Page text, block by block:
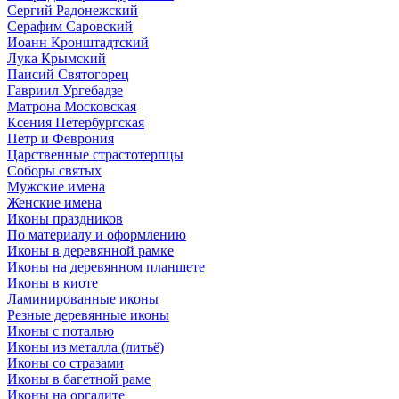
Сергий Радонежский
Серафим Саровский
Иоанн Кронштадтский
Лука Крымский
Паисий Святогорец
Гавриил Ургебадзе
Матрона Московская
Ксения Петербургская
Петр и Феврония
Царственные страстотерпцы
Соборы святых
Мужские имена
Женские имена
Иконы праздников
По материалу и оформлению
Иконы в деревянной рамке
Иконы на деревянном планшете
Иконы в киоте
Ламинированные иконы
Резные деревянные иконы
Иконы с поталью
Иконы из металла (литьё)
Иконы со стразами
Иконы в багетной раме
Иконы на оргалите